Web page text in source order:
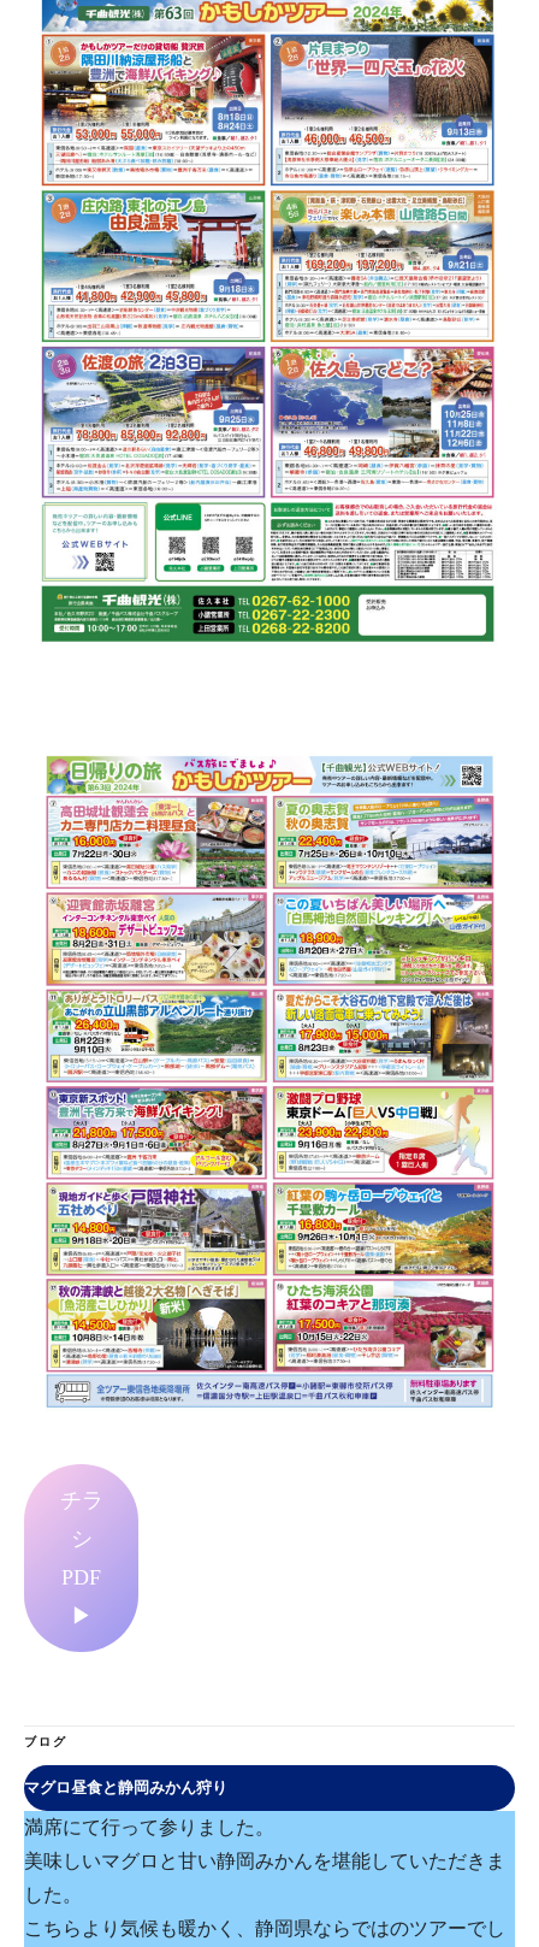
チラ
シ
PDF
▶
ブログ
マグロ昼食と静岡みかん狩り
満席にて行って参りました。
美味しいマグロと甘い静岡みかんを堪能していただきま
した。
こちらより気候も暖かく、静岡県ならではのツアーでし